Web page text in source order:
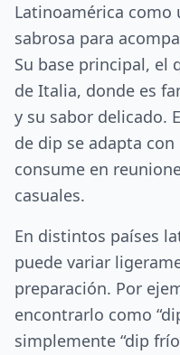
Latinoamérica como
sabrosa para
Su base principal, el
de Italia, donde es
y su sabor delicado.
de dip se adapta
consume en
casuales.
En distintos países
puede variar
preparación. Por
encontrarlo como
simplemente “dip